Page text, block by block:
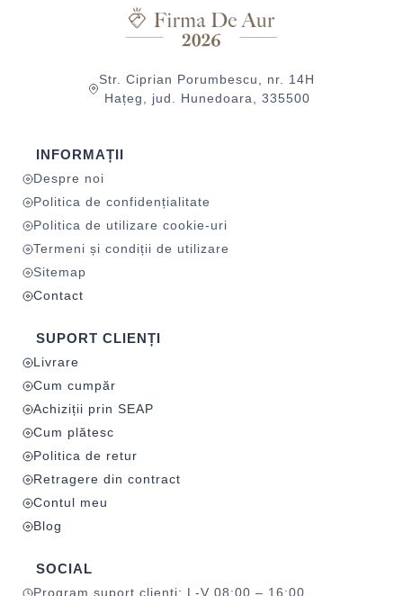
Str. Ciprian Porumbescu, nr. 14H
Hațeg, jud. Hunedoara, 335500
INFORMAȚII
Despre noi
Politica de confidențialitate
Politica de utilizare cookie-uri
Termeni și condiții de utilizare
Sitemap
Contact
SUPORT CLIENȚI
Livrare
Cum cumpăr
Achiziții prin SEAP
Cum plătesc
Politica de retur
Retragere din contract
Contul meu
Blog
SOCIAL
Program suport clienți: L-V 08:00 – 16:00